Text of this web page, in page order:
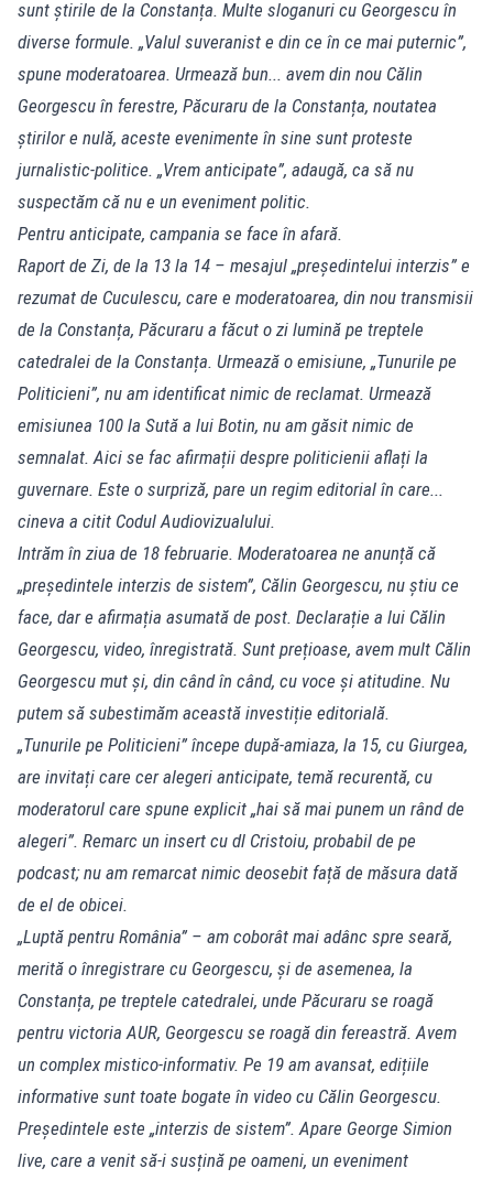
sunt știrile de la Constanța. Multe sloganuri cu Georgescu în
diverse formule. „Valul suveranist e din ce în ce mai puternic”,
spune moderatoarea. Urmează bun... avem din nou Călin
Georgescu în ferestre, Păcuraru de la Constanța, noutatea
știrilor e nulă, aceste evenimente în sine sunt proteste
jurnalistic-politice. „Vrem anticipate”, adaugă, ca să nu
suspectăm că nu e un eveniment politic.
Pentru anticipate, campania se face în afară.
Raport de Zi, de la 13 la 14 – mesajul „președintelui interzis” e
rezumat de Cuculescu, care e moderatoarea, din nou transmisii
de la Constanța, Păcuraru a făcut o zi lumină pe treptele
catedralei de la Constanța. Urmează o emisiune, „Tunurile pe
Politicieni”, nu am identificat nimic de reclamat. Urmează
emisiunea 100 la Sută a lui Botin, nu am găsit nimic de
semnalat. Aici se fac afirmații despre politicienii aflați la
guvernare. Este o surpriză, pare un regim editorial în care...
cineva a citit Codul Audiovizualului.
Intrăm în ziua de 18 februarie. Moderatoarea ne anunță că
„președintele interzis de sistem”, Călin Georgescu, nu știu ce
face, dar e afirmația asumată de post. Declarație a lui Călin
Georgescu, video, înregistrată. Sunt prețioase, avem mult Călin
Georgescu mut și, din când în când, cu voce și atitudine. Nu
putem să subestimăm această investiție editorială.
„Tunurile pe Politicieni” începe după-amiaza, la 15, cu Giurgea,
are invitați care cer alegeri anticipate, temă recurentă, cu
moderatorul care spune explicit „hai să mai punem un rând de
alegeri”. Remarc un insert cu dl Cristoiu, probabil de pe
podcast; nu am remarcat nimic deosebit față de măsura dată
de el de obicei.
„Luptă pentru România” – am coborât mai adânc spre seară,
merită o înregistrare cu Georgescu, și de asemenea, la
Constanța, pe treptele catedralei, unde Păcuraru se roagă
pentru victoria AUR, Georgescu se roagă din fereastră. Avem
un complex mistico-informativ. Pe 19 am avansat, edițiile
informative sunt toate bogate în video cu Călin Georgescu.
Președintele este „interzis de sistem”. Apare George Simion
live, care a venit să-i susțină pe oameni, un eveniment